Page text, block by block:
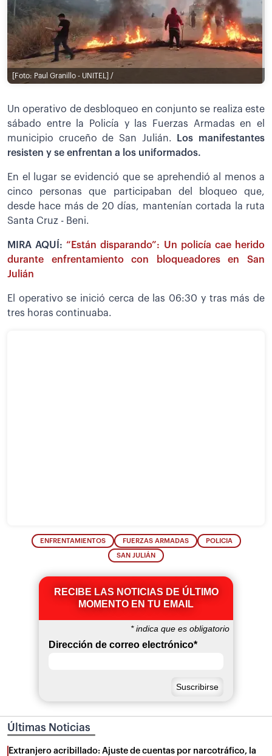
[Foto: Paul Granillo - UNITEL] /
Un operativo de desbloqueo en conjunto se realiza este
sábado entre la Policía y las Fuerzas Armadas en el
municipio cruceño de San Julián.
Los manifestantes
resisten y se enfrentan a los uniformados.
En el lugar se evidenció que se aprehendió al menos a
cinco personas que participaban del bloqueo que,
desde hace más de 20 días, mantenían cortada la ruta
Santa Cruz - Beni.
MIRA AQUÍ:“Están disparando”: Un policía cae herido
durante enfrentamiento con bloqueadores en San
Julián
El operativo se inició cerca de las 06:30 y tras más de
tres horas continuaba.
ENFRENTAMIENTOS FUERZAS ARMADAS POLICIA
SAN JULIÁN
RECIBE LAS NOTICIAS DE ÚLTIMO
MOMENTO EN TU EMAIL
*indica que es obligatorio
Dirección de correo electrónico*
Últimas Noticias
Extranjero acribillado: Ajuste de cuentas por narcotráfico, la